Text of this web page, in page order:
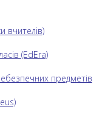
вчителів)
(EdEra)
предметів